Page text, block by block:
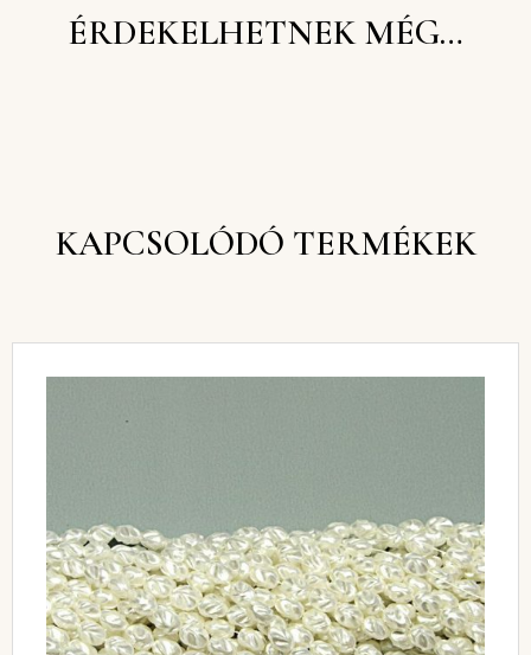
ÉRDEKELHETNEK MÉG…
KAPCSOLÓDÓ TERMÉKEK